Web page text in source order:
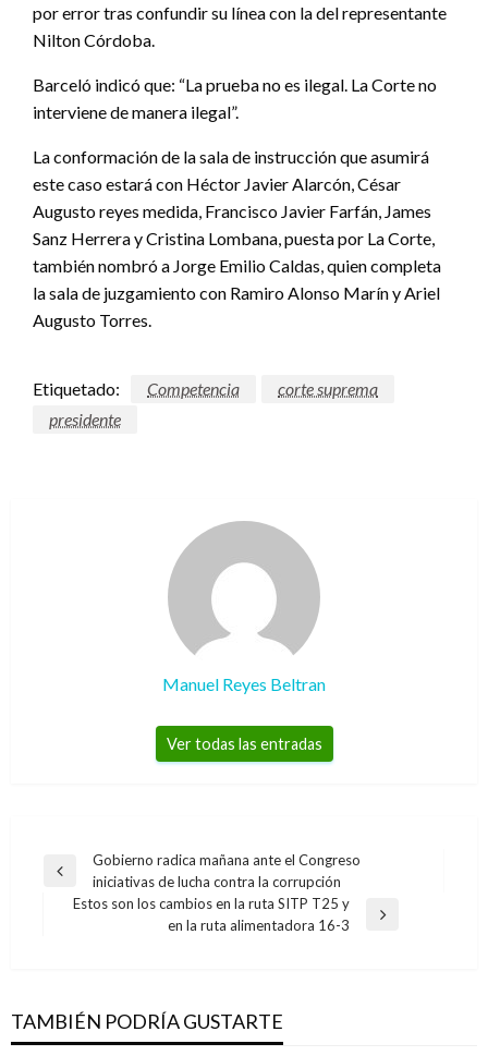
por error tras confundir su línea con la del representante
Nilton Córdoba.
Barceló indicó que: “La prueba no es ilegal. La Corte no
interviene de manera ilegal”.
La conformación de la sala de instrucción que asumirá
este caso estará con Héctor Javier Alarcón, César
Augusto reyes medida, Francisco Javier Farfán, James
Sanz Herrera y Cristina Lombana, puesta por La Corte,
también nombró a Jorge Emilio Caldas, quien completa
la sala de juzgamiento con Ramiro Alonso Marín y Ariel
Augusto Torres.
Etiquetado: Competencia
corte suprema
presidente
Manuel Reyes Beltran
Ver todas las entradas
Navegación
Entrada
anterior
Gobierno radica mañana ante el Congreso
iniciativas de lucha contra la corrupción
Estos son los cambios en la ruta SITP T25 y
en la ruta alimentadora 16-3
TAMBIÉN PODRÍA GUSTARTE
Maduro protesta y anuncia medidas
Ariel Cabrera miércoles agosto 23, 2017